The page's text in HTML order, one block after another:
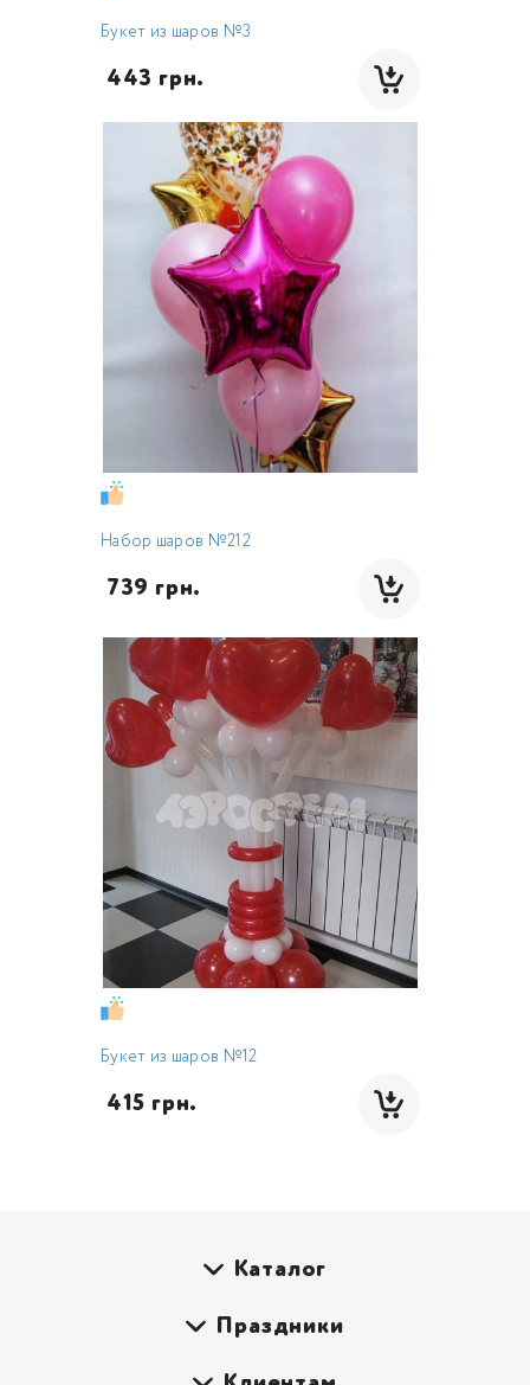
Букет из шаров №3
443 грн.
Набор шаров №212
739 грн.
Букет из шаров №12
415 грн.
Каталог
Праздники